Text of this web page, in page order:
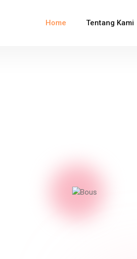
Home Tentang Kami